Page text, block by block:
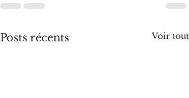
Posts récents Voir tout